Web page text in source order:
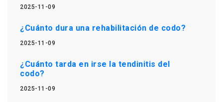
2025-11-09
¿Cuánto dura una rehabilitación de codo?
2025-11-09
¿Cuánto tarda en irse la tendinitis del
codo?
2025-11-09